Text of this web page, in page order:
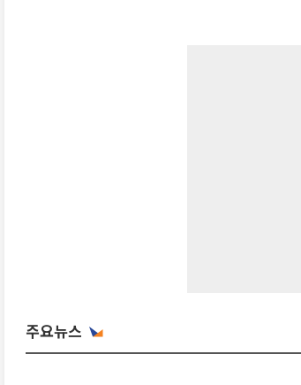
주요뉴스